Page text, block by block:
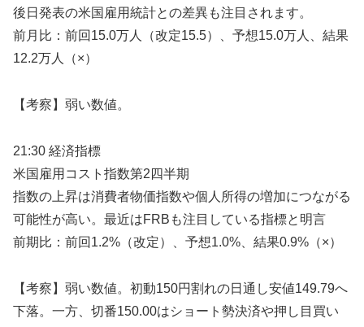
後日発表の米国雇用統計との差異も注目されます。
前月比：前回15.0万人（改定15.5）、予想15.0万人、結果
12.2万人（×）
【考察】弱い数値。
21:30 経済指標
米国雇用コスト指数第2四半期
指数の上昇は消費者物価指数や個人所得の増加につながる
可能性が高い。最近はFRBも注目している指標と明言
前期比：前回1.2%（改定）、予想1.0%、結果0.9%（×）
【考察】弱い数値。初動150円割れの日通し安値149.79へ
下落。一方、切番150.00はショート勢決済や押し目買い